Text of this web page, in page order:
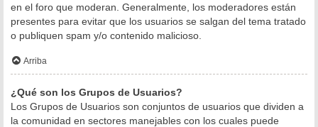
en el foro que moderan. Generalmente, los moderadores están
presentes para evitar que los usuarios se salgan del tema tratado
o publiquen spam y/o contenido malicioso.
Arriba
¿Qué son los Grupos de Usuarios?
Los Grupos de Usuarios son conjuntos de usuarios que dividen a
la comunidad en sectores manejables con los cuales puede